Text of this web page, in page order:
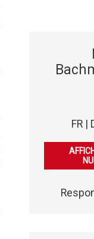
FR |
079